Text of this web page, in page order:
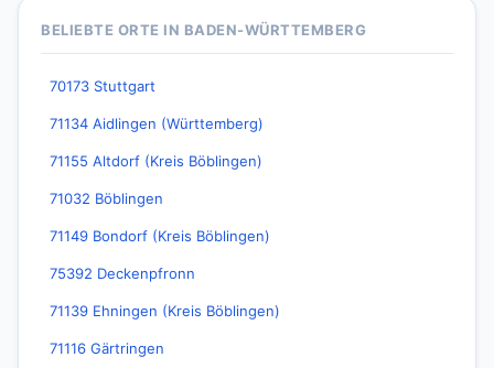
BELIEBTE ORTE IN BADEN-WÜRTTEMBERG
70173 Stuttgart
71134 Aidlingen (Württemberg)
71155 Altdorf (Kreis Böblingen)
71032 Böblingen
71149 Bondorf (Kreis Böblingen)
75392 Deckenpfronn
71139 Ehningen (Kreis Böblingen)
71116 Gärtringen